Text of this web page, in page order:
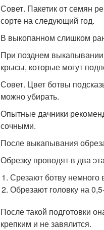
Совет. Пакетик от семян
сорте на следующий год.
В выкопанном слишком
При позднем
крысы, которые могут
Совет. Цвет ботвы
можно убирать.
Опытные дачники
сочными.
После выкапывания
Обрезку проводят в два
Срезают ботву немного
Обрезают головку на
После такой подготовки
крепким и не завялится.